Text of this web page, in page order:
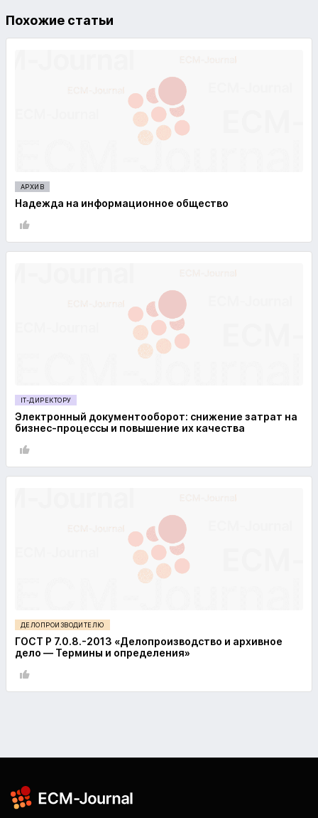
Похожие статьи
АРХИВ
Надежда на информационное общество
IT-ДИРЕКТОРУ
Электронный документооборот: снижение затрат на
бизнес-процессы и повышение их качества
ДЕЛОПРОИЗВОДИТЕЛЮ
ГОСТ Р 7.0.8.-2013 «Делопроизводство и архивное
дело — Термины и определения»